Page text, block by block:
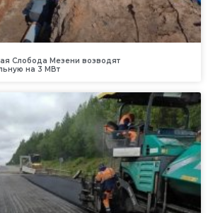
Слобода Мезени возводят
на 3 МВт